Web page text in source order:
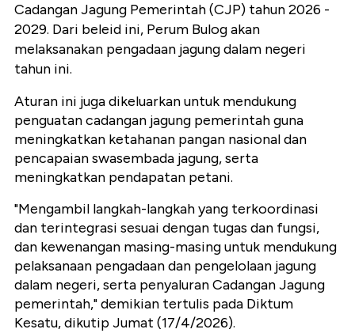
Cadangan Jagung Pemerintah (CJP) tahun 2026 -
2029. Dari beleid ini, Perum Bulog akan
melaksanakan pengadaan jagung dalam negeri
tahun ini.
Aturan ini juga dikeluarkan untuk mendukung
penguatan cadangan jagung pemerintah guna
meningkatkan ketahanan pangan nasional dan
pencapaian swasembada jagung, serta
meningkatkan pendapatan petani.
"Mengambil langkah-langkah yang terkoordinasi
dan terintegrasi sesuai dengan tugas dan fungsi,
dan kewenangan masing-masing untuk mendukung
pelaksanaan pengadaan dan pengelolaan jagung
dalam negeri, serta penyaluran Cadangan Jagung
pemerintah," demikian tertulis pada Diktum
Kesatu, dikutip Jumat (17/4/2026).